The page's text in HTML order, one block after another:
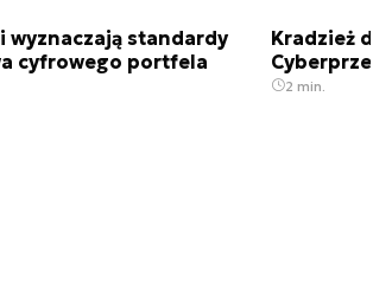
wyznaczają standardy
cyfrowego portfela
Kradzież
2 min.